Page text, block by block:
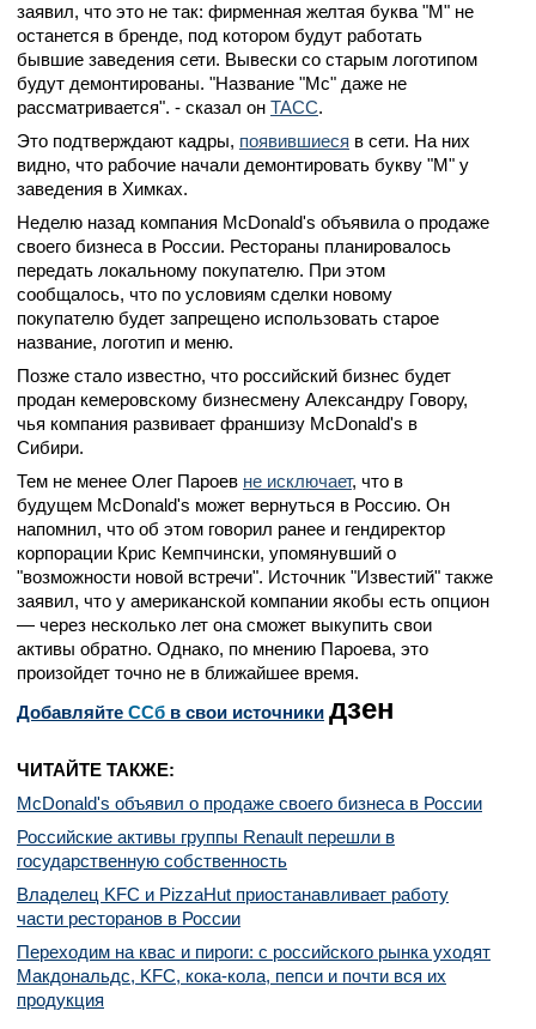
заявил, что это не так: фирменная желтая буква "M" не
останется в бренде, под котором будут работать
бывшие заведения сети. Вывески со старым логотипом
будут демонтированы. "Название "Mc" даже не
рассматривается". - сказал он ТАСС.
Это подтверждают кадры, появившиеся в сети. На них
видно, что рабочие начали демонтировать букву "M" у
заведения в Химках.
Неделю назад компания McDonald's объявила о продаже
своего бизнеса в России. Рестораны планировалось
передать локальному покупателю. При этом
сообщалось, что по условиям сделки новому
покупателю будет запрещено использовать старое
название, логотип и меню.
Позже стало известно, что российский бизнес будет
продан кемеровскому бизнесмену Александру Говору,
чья компания развивает франшизу McDonald's в
Сибири.
Тем не менее Олег Пароев не исключает, что в
будущем McDonald's может вернуться в Россию. Он
напомнил, что об этом говорил ранее и гендиректор
корпорации Крис Кемпчински, упомянувший о
"возможности новой встречи". Источник "Известий" также
заявил, что у американской компании якобы есть опцион
— через несколько лет она сможет выкупить свои
активы обратно. Однако, по мнению Пароева, это
произойдет точно не в ближайшее время.
Добавляйте CСб в свои источники дзен
ЧИТАЙТЕ ТАКЖЕ:
McDonald's объявил о продаже своего бизнеса в России
Российские активы группы Renault перешли в
государственную собственность
Владелец KFC и PizzaHut приостанавливает работу
части ресторанов в России
Переходим на квас и пироги: с российского рынка уходят
Макдональдс, KFC, кока-кола, пепси и почти вся их
продукция